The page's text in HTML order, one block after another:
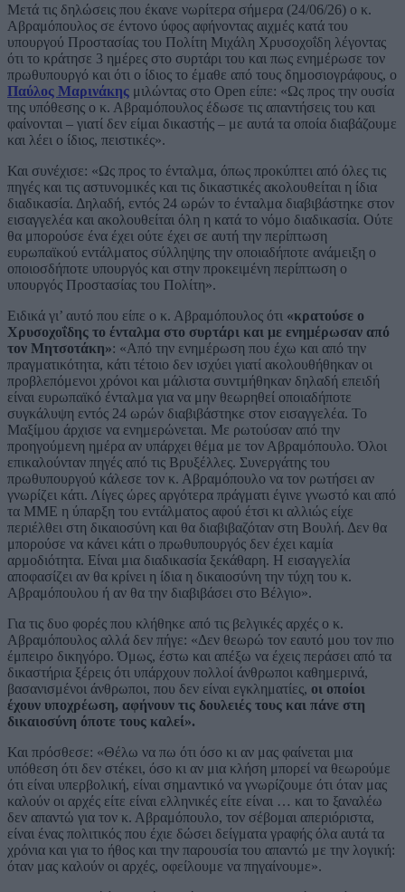
Μετά τις δηλώσεις που έκανε νωρίτερα σήμερα (24/06/26) ο κ.
Αβραμόπουλος σε έντονο ύφος αφήνοντας αιχμές κατά του
υπουργού Προστασίας του Πολίτη Μιχάλη Χρυσοχοΐδη λέγοντας
ότι το κράτησε 3 ημέρες στο συρτάρι του και πως ενημέρωσε τον
πρωθυπουργό και ότι ο ίδιος το έμαθε από τους δημοσιογράφους, ο
Παύλος Μαρινάκης μιλώντας στο Open είπε: «Ως προς την ουσία
της υπόθεσης ο κ. Αβραμόπουλος έδωσε τις απαντήσεις του και
φαίνονται – γιατί δεν είμαι δικαστής – με αυτά τα οποία διαβάζουμε
και λέει ο ίδιος, πειστικές».
Και συνέχισε: «Ως προς το ένταλμα, όπως προκύπτει από όλες τις
πηγές και τις αστυνομικές και τις δικαστικές ακολουθείται η ίδια
διαδικασία. Δηλαδή, εντός 24 ωρών το ένταλμα διαβιβάστηκε στον
εισαγγελέα και ακολουθείται όλη η κατά το νόμο διαδικασία. Ούτε
θα μπορούσε ένα έχει ούτε έχει σε αυτή την περίπτωση
ευρωπαϊκού εντάλματος σύλληψης την οποιαδήποτε ανάμειξη ο
οποιοσδήποτε υπουργός και στην προκειμένη περίπτωση ο
υπουργός Προστασίας του Πολίτη».
Ειδικά γι’ αυτό που είπε ο κ. Αβραμόπουλος ότι «κρατούσε ο
Χρυσοχοΐδης το ένταλμα στο συρτάρι και με ενημέρωσαν από
τον Μητσοτάκη»: «Από την ενημέρωση που έχω και από την
πραγματικότητα, κάτι τέτοιο δεν ισχύει γιατί ακολουθήθηκαν οι
προβλεπόμενοι χρόνοι και μάλιστα συντμήθηκαν δηλαδή επειδή
είναι ευρωπαϊκό ένταλμα για να μην θεωρηθεί οποιαδήποτε
συγκάλυψη εντός 24 ωρών διαβιβάστηκε στον εισαγγελέα. Το
Μαξίμου άρχισε να ενημερώνεται. Με ρωτούσαν από την
προηγούμενη ημέρα αν υπάρχει θέμα με τον Αβραμόπουλο. Όλοι
επικαλούνταν πηγές από τις Βρυξέλλες. Συνεργάτης του
πρωθυπουργού κάλεσε τον κ. Αβραμόπουλο να τον ρωτήσει αν
γνωρίζει κάτι. Λίγες ώρες αργότερα πράγματι έγινε γνωστό και από
τα ΜΜΕ η ύπαρξη του εντάλματος αφού έτσι κι αλλιώς είχε
περιέλθει στη δικαιοσύνη και θα διαβιβαζόταν στη Βουλή. Δεν θα
μπορούσε να κάνει κάτι ο πρωθυπουργός δεν έχει καμία
αρμοδιότητα. Είναι μια διαδικασία ξεκάθαρη. Η εισαγγελία
αποφασίζει αν θα κρίνει η ίδια η δικαιοσύνη την τύχη του κ.
Αβραμόπουλου ή αν θα την διαβιβάσει στο Βέλγιο».
Για τις δυο φορές που κλήθηκε από τις βελγικές αρχές ο κ.
Αβραμόπουλος αλλά δεν πήγε: «Δεν θεωρώ τον εαυτό μου τον πιο
έμπειρο δικηγόρο. Όμως, έστω και απέξω να έχεις περάσει από τα
δικαστήρια ξέρεις ότι υπάρχουν πολλοί άνθρωποι καθημερινά,
βασανισμένοι άνθρωποι, που δεν είναι εγκληματίες, οι οποίοι
έχουν υποχρέωση, αφήνουν τις δουλειές τους και πάνε στη
δικαιοσύνη όποτε τους καλεί».
Και πρόσθεσε: «Θέλω να πω ότι όσο κι αν μας φαίνεται μια
υπόθεση ότι δεν στέκει, όσο κι αν μια κλήση μπορεί να θεωρούμε
ότι είναι υπερβολική, είναι σημαντικό να γνωρίζουμε ότι όταν μας
καλούν οι αρχές είτε είναι ελληνικές είτε είναι … και το ξαναλέω
δεν απαντώ για τον κ. Αβραμόπουλο, τον σέβομαι απεριόριστα,
είναι ένας πολιτικός που έχιε δώσει δείγματα γραφής όλα αυτά τα
χρόνια και για το ήθος και την παρουσία του απαντώ με την λογική:
όταν μας καλούν οι αρχές, οφείλουμε να πηγαίνουμε».